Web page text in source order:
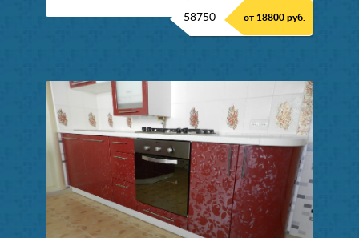
58750 от 18800 руб.